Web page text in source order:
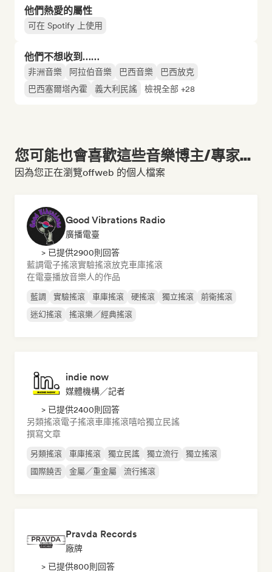
他們熱愛的屬性
可在 Spotify 上使用
他們不想收到……
非洲音樂 阿拉伯音樂 巴西音樂
巴西放克
巴西塞爾塔內霍
義大利民謠 檢視全部 +28
您可能也會喜歡這些音樂博主/專家...
因為您正在瀏覽offweb 的個人檔案
Good Vibrations Radio
廣播電臺
> 已提供2900則回答
藍調電子搖滾實驗搖滾放克車庫搖滾
在電臺播放音樂人的作品
藍調 實驗搖滾 車庫搖滾 硬搖滾 獨立搖滾
前衛搖滾
迷幻搖滾
搖滾樂／經典搖滾
indie now
媒體機構／記者
> 已提供2400則回答
另類搖滾電子搖滾車庫搖滾嘻哈獨立民謠
撰寫文章
另類搖滾 車庫搖滾 獨立民謠 獨立流行
獨立搖滾
國際饒舌
金屬／重金屬 流行搖滾
Pravda Records
廠牌
> 已提供800則回答